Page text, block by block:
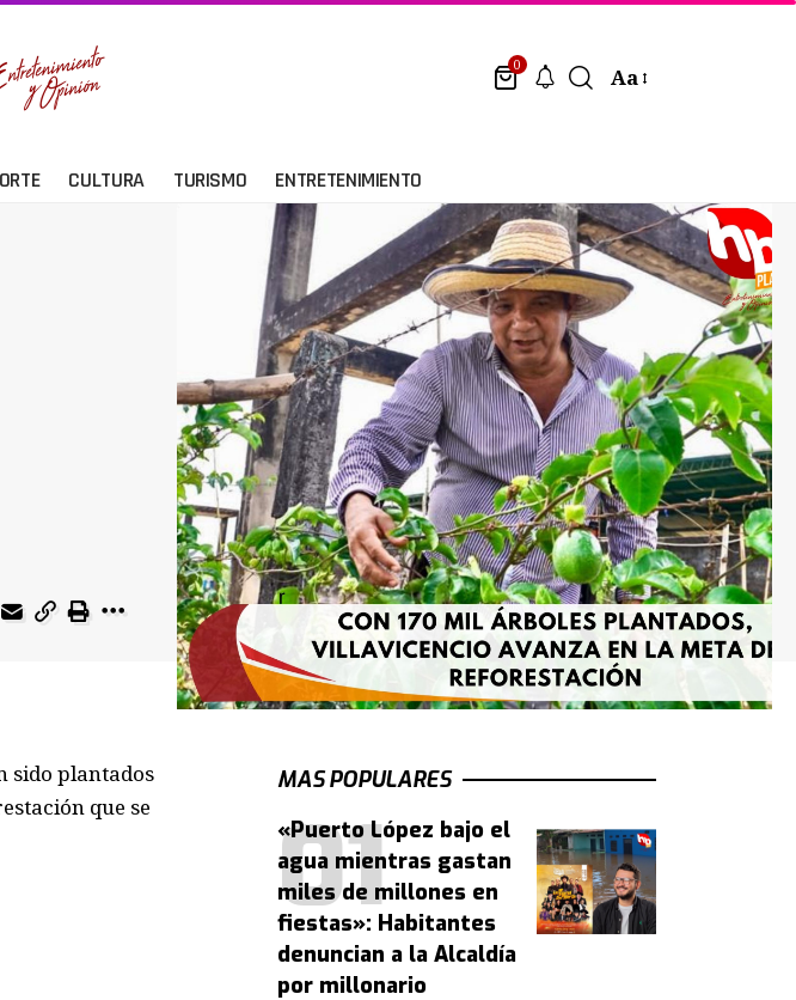
0 Aa
CULTURA TURISMO ENTRETENIMIENTO
sido plantados
que se
MAS POPULARES
«Puerto López bajo el
agua mientras gastan
miles de millones en
fiestas»: Habitantes
denuncian a la Alcaldía
por millonario